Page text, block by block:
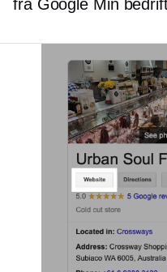
fra Google Min